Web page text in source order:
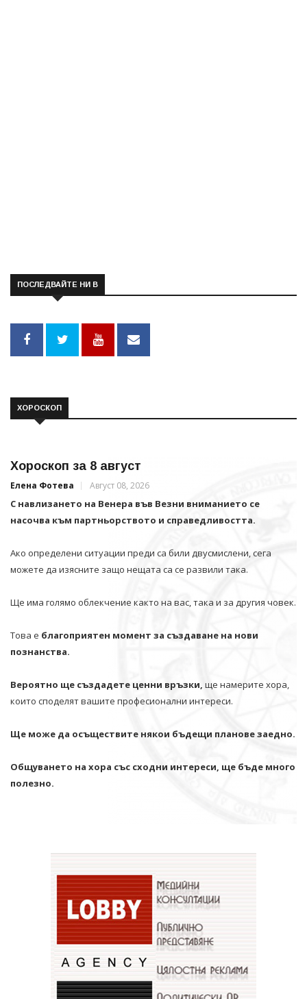
ПОСЛЕДВАЙТЕ НИ В
ХОРОСКОП
Хороскоп за 8 август
Елена Фотева Август 08, 2026
С навлизането на Венера във Везни вниманието се
насочва към партньорството и справедливостта.
Ако определени ситуации преди са били двусмислени, сега
можете да изясните защо нещата са се развили така.
Ще има голямо облекчение както на вас, така и за другия човек.
Това е благоприятен момент за създаване на нови
познанства.
Вероятно ще създадете ценни връзки, ще намерите хора,
които споделят вашите професионални интереси.
Ще може да осъществите някои бъдещи планове заедно.
Общуването на хора със сходни интереси, ще бъде много
полезно.